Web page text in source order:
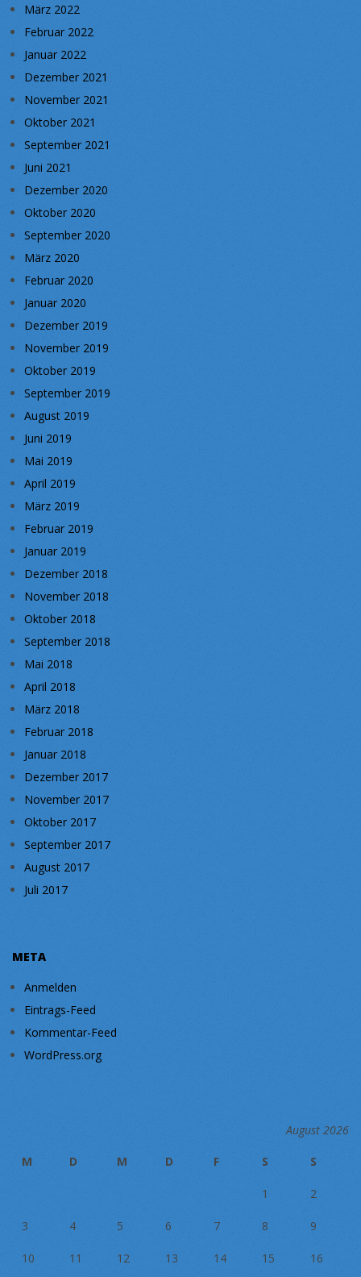
März 2022
Februar 2022
Januar 2022
Dezember 2021
November 2021
Oktober 2021
September 2021
Juni 2021
Dezember 2020
Oktober 2020
September 2020
März 2020
Februar 2020
Januar 2020
Dezember 2019
November 2019
Oktober 2019
September 2019
August 2019
Juni 2019
Mai 2019
April 2019
März 2019
Februar 2019
Januar 2019
Dezember 2018
November 2018
Oktober 2018
September 2018
Mai 2018
April 2018
März 2018
Februar 2018
Januar 2018
Dezember 2017
November 2017
Oktober 2017
September 2017
August 2017
Juli 2017
META
Anmelden
Eintrags-Feed
Kommentar-Feed
WordPress.org
August 2026
M D M D F S S
1 2
3 4 5 6 7 8 9
10 11 12 13 14 15 16